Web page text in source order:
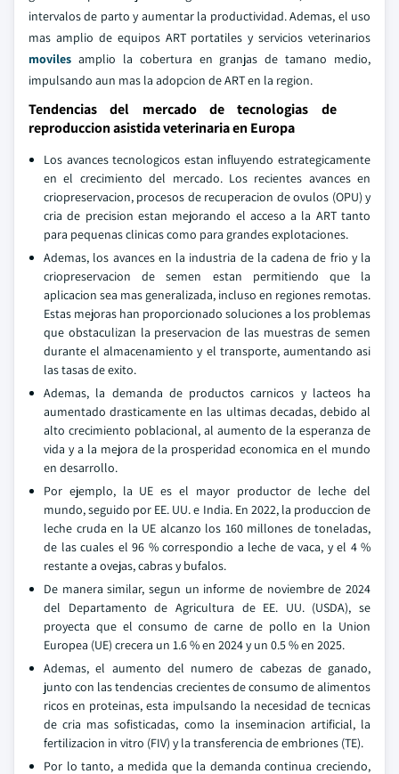
intervalos de parto y aumentar la productividad. Ademas, el uso
mas amplio de equipos ART portatiles y servicios veterinarios
moviles amplio la cobertura en granjas de tamano medio,
impulsando aun mas la adopcion de ART en la region.
Tendencias del mercado de tecnologias de
reproduccion asistida veterinaria en Europa
Los avances tecnologicos estan influyendo estrategicamente
en el crecimiento del mercado. Los recientes avances en
criopreservacion, procesos de recuperacion de ovulos (OPU) y
cria de precision estan mejorando el acceso a la ART tanto
para pequenas clinicas como para grandes explotaciones.
Ademas, los avances en la industria de la cadena de frio y la
criopreservacion de semen estan permitiendo que la
aplicacion sea mas generalizada, incluso en regiones remotas.
Estas mejoras han proporcionado soluciones a los problemas
que obstaculizan la preservacion de las muestras de semen
durante el almacenamiento y el transporte, aumentando asi
las tasas de exito.
Ademas, la demanda de productos carnicos y lacteos ha
aumentado drasticamente en las ultimas decadas, debido al
alto crecimiento poblacional, al aumento de la esperanza de
vida y a la mejora de la prosperidad economica en el mundo
en desarrollo.
Por ejemplo, la UE es el mayor productor de leche del
mundo, seguido por EE. UU. e India. En 2022, la produccion de
leche cruda en la UE alcanzo los 160 millones de toneladas,
de las cuales el 96 % correspondio a leche de vaca, y el 4 %
restante a ovejas, cabras y bufalos.
De manera similar, segun un informe de noviembre de 2024
del Departamento de Agricultura de EE. UU. (USDA), se
proyecta que el consumo de carne de pollo en la Union
Europea (UE) crecera un 1.6 % en 2024 y un 0.5 % en 2025.
Ademas, el aumento del numero de cabezas de ganado,
junto con las tendencias crecientes de consumo de alimentos
ricos en proteinas, esta impulsando la necesidad de tecnicas
de cria mas sofisticadas, como la inseminacion artificial, la
fertilizacion in vitro (FIV) y la transferencia de embriones (TE).
Por lo tanto, a medida que la demanda continua creciendo,